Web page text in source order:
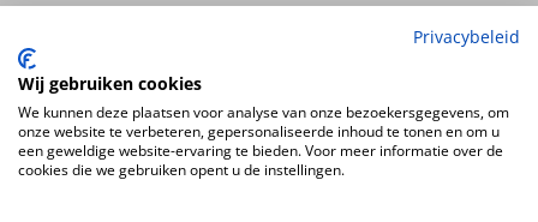
zonder vaas, boeketten kunnen afwijken van de afbeelding
Hoogte
80cm
Productsoort
Privacybeleid
Wij gebruiken cookies
We kunnen deze plaatsen voor analyse van onze bezoekersgegevens, om
onze website te verbeteren, gepersonaliseerde inhoud te tonen en om u
een geweldige website-ervaring te bieden. Voor meer informatie over de
cookies die we gebruiken opent u de instellingen.